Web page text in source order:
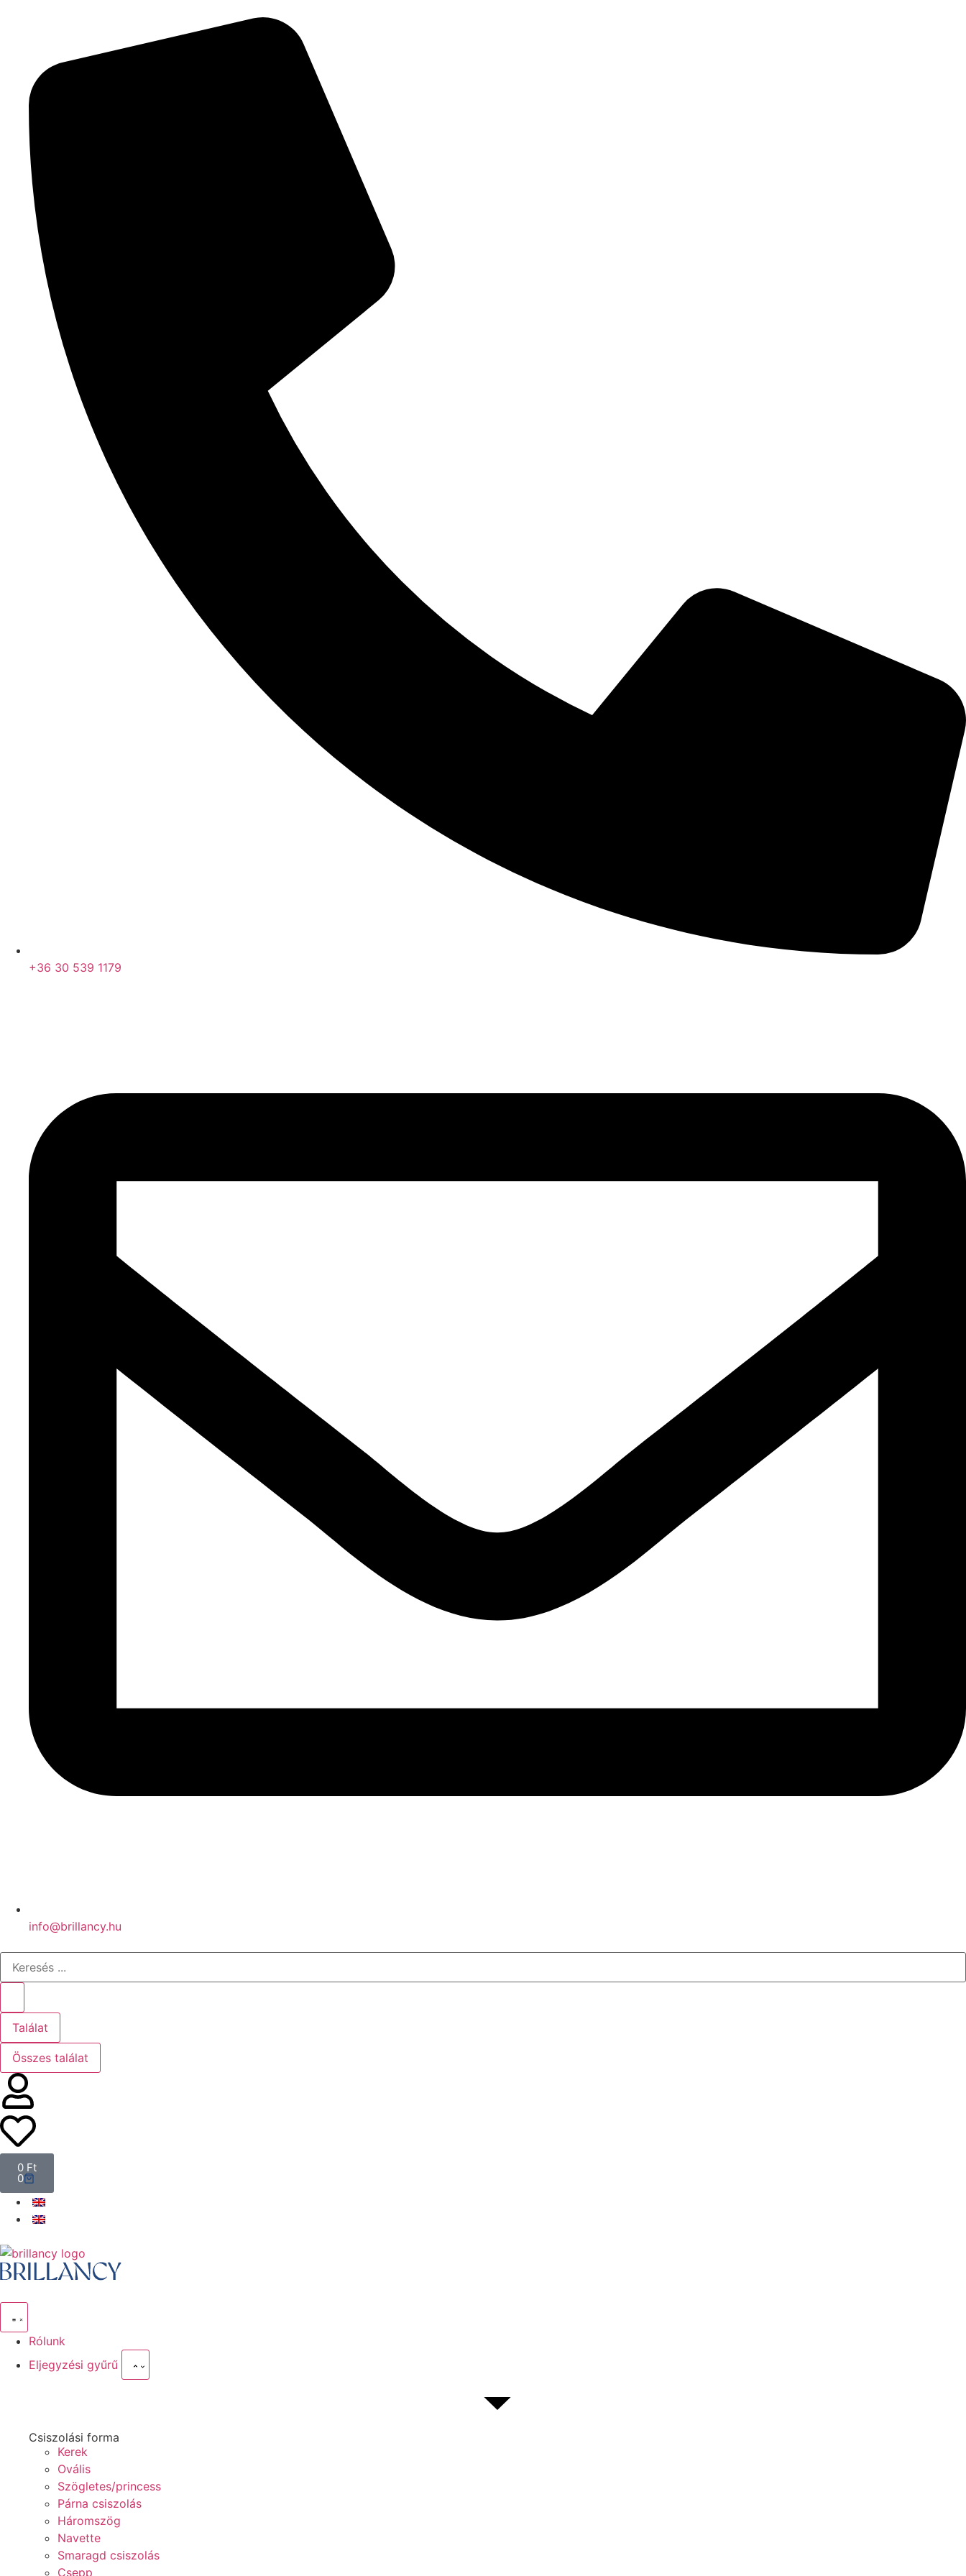
+36 30 539 1179
info@brillancy.hu
Találat
Összes találat
0 Ft
0
Rólunk
Eljegyzési gyűrű
Csiszolási forma
Kerek
Ovális
Szögletes/princess
Párna csiszolás
Háromszög
Navette
Smaragd csiszolás
Csepp